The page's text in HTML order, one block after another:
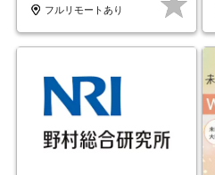
フルリモートあり